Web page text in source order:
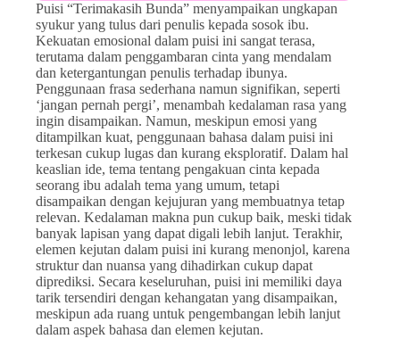
Puisi “Terimakasih Bunda” menyampaikan ungkapan
syukur yang tulus dari penulis kepada sosok ibu.
Kekuatan emosional dalam puisi ini sangat terasa,
terutama dalam penggambaran cinta yang mendalam
dan ketergantungan penulis terhadap ibunya.
Penggunaan frasa sederhana namun signifikan, seperti
‘jangan pernah pergi’, menambah kedalaman rasa yang
ingin disampaikan. Namun, meskipun emosi yang
ditampilkan kuat, penggunaan bahasa dalam puisi ini
terkesan cukup lugas dan kurang eksploratif. Dalam hal
keaslian ide, tema tentang pengakuan cinta kepada
seorang ibu adalah tema yang umum, tetapi
disampaikan dengan kejujuran yang membuatnya tetap
relevan. Kedalaman makna pun cukup baik, meski tidak
banyak lapisan yang dapat digali lebih lanjut. Terakhir,
elemen kejutan dalam puisi ini kurang menonjol, karena
struktur dan nuansa yang dihadirkan cukup dapat
diprediksi. Secara keseluruhan, puisi ini memiliki daya
tarik tersendiri dengan kehangatan yang disampaikan,
meskipun ada ruang untuk pengembangan lebih lanjut
dalam aspek bahasa dan elemen kejutan.